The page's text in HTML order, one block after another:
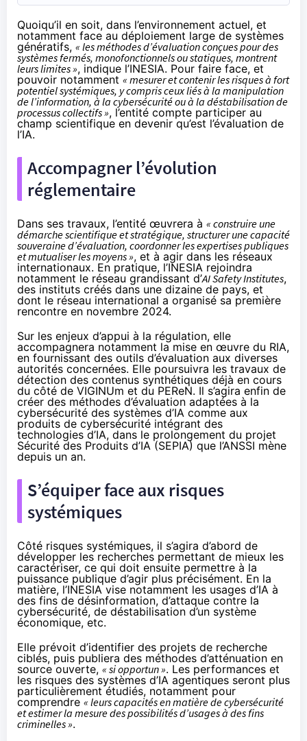
Quoiqu’il en soit, dans l’environnement actuel, et
notamment face au déploiement large de systèmes
génératifs, « les méthodes d’évaluation conçues pour des
systèmes fermés, monofonctionnels ou statiques, montrent
leurs limites », indique l’INESIA. Pour faire face, et
pouvoir notamment « mesurer et contenir les risques à fort
potentiel systémiques, y compris ceux liés à la manipulation
de l’information, à la cybersécurité ou à la déstabilisation de
processus collectifs », l’entité compte participer au
champ scientifique en devenir qu’est l’évaluation de
l’IA.
Accompagner l’évolution
réglementaire
Dans ses travaux, l’entité œuvrera à « construire une
démarche scientifique et stratégique, structurer une capacité
souveraine d’évaluation, coordonner les expertises publiques
et mutualiser les moyens », et à agir dans les réseaux
internationaux. En pratique, l’INESIA rejoindra
notamment le réseau grandissant d’AI Safety Institutes,
des instituts créés dans une dizaine de pays, et
dont le réseau international a organisé sa première
rencontre en novembre 2024.
Sur les enjeux d’appui à la régulation, elle
accompagnera notamment la mise en œuvre du RIA,
en fournissant des outils d’évaluation aux diverses
autorités concernées. Elle poursuivra les travaux de
détection des contenus synthétiques déjà en cours
du côté de VIGINUm et du PEReN. Il s’agira enfin de
créer des méthodes d’évaluation adaptées à la
cybersécurité des systèmes d’IA comme aux
produits de cybersécurité intégrant des
technologies d’IA, dans le prolongement du projet
Sécurité des Produits d’IA (SEPIA) que l’ANSSI mène
depuis un an.
S’équiper face aux risques
systémiques
Côté risques systémiques, il s’agira d’abord de
développer les recherches permettant de mieux les
caractériser, ce qui doit ensuite permettre à la
puissance publique d’agir plus précisément. En la
matière, l’INESIA vise notamment les usages d’IA à
des fins de désinformation, d’attaque contre la
cybersécurité, de déstabilisation d’un système
économique, etc.
Elle prévoit d’identifier des projets de recherche
ciblés, puis publiera des méthodes d’atténuation en
source ouverte, « si opportun ». Les performances et
les risques des systèmes d’IA agentiques seront plus
particulièrement étudiés, notamment pour
comprendre « leurs capacités en matière de cybersécurité
et estimer la mesure des possibilités d’usages à des fins
criminelles ».